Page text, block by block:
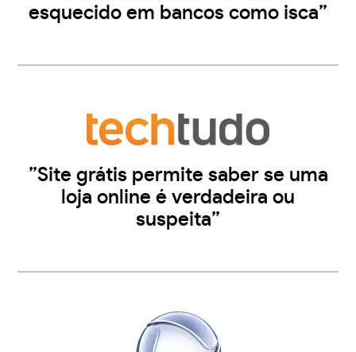
esquecido em bancos como isca”
”Site grátis permite saber se uma
loja online é verdadeira ou
suspeita”